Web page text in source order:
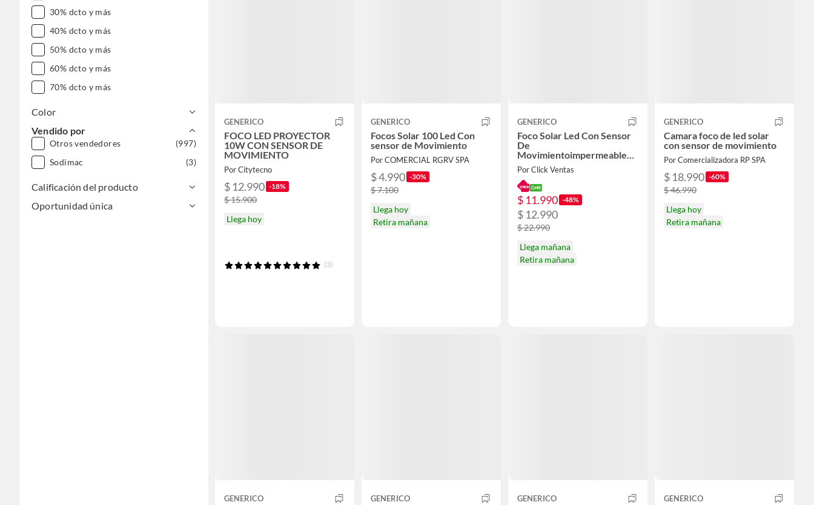
30% dcto y más
40% dcto y más
50% dcto y más
60% dcto y más
70% dcto y más
Color
Vendido por
Otros vendedores
(997)
Sodimac
(3)
Calificación del producto
Oportunidad única
GENERICO
FOCO LED PROYECTOR
10W CON SENSOR DE
MOVIMIENTO
Por Citytecno
$ 12.990 -18%
$ 15.900
Llega hoy
(3)
GENERICO
Focos Solar 100 Led Con
sensor de Movimiento
Por COMERCIAL RGRV SPA
$ 4.990 -30%
$ 7.100
Llega hoy
Retira mañana
GENERICO
Foco Solar Led Con Sensor
De
Movimientoimpermeable
Exterior
Por Click Ventas
$ 11.990 -48%
$ 12.990
$ 22.990
Llega mañana
Retira mañana
GENERICO
Camara foco de led solar
con sensor de movimiento
Por Comercializadora RP SPA
$ 18.990 -60%
$ 46.990
Llega hoy
Retira mañana
GENERICO GENERICO GENERICO GENERICO